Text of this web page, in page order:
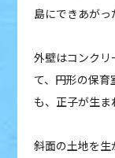
島にできあがっ
外壁はコンクリ
て、円形の保
も、正子が生ま
斜面の土地を生